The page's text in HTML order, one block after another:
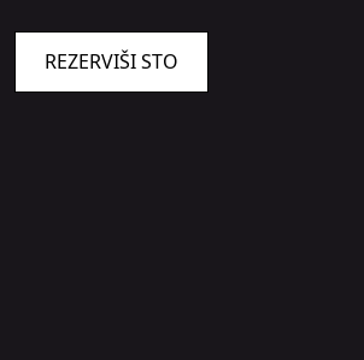
REZERVIŠI STO